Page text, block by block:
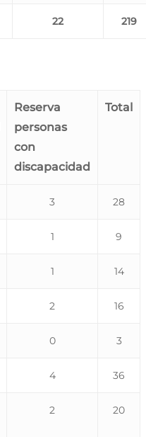
22 219
Reserva
personas
con
discapacidad
Total
3 28
1 9
1 14
2 16
0 3
4 36
2 20